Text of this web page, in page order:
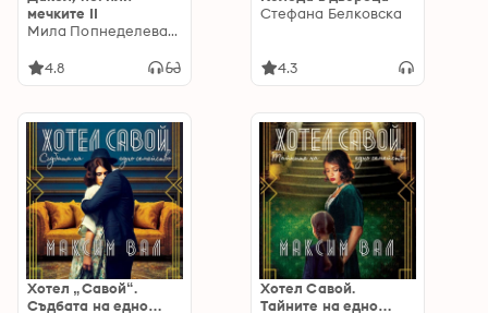
мечките II
Мила Попнеделева-Генова
4.8
Стефана Белковска
4.3
Хотел „Савой“.
Съдбата на едно
Хотел Савой.
Тайните на едно